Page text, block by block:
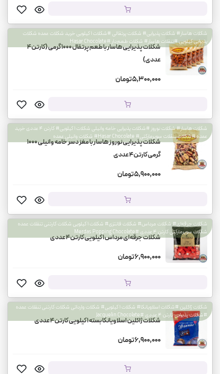
شکلات هاسار# شکلات پذیرایی# شکلات پرتقالی #شکلات ۱ کیلویی خرید شکلات عمده شکلات
پذیرایی کیلویی #تنقلات هاسار# شکلات طعم‌دار #Hasar Chocolate
شکلات پذیرایی هاسار با طعم پرتقال ۱۰۰۰ گرمی (کارتن ۴
عددی)
5,300,000 تومان
شکلات هاسار# شکلات نوروز #شکلات پذیرایی خامه وانیلی شکلات ۱ کیلویی# کارتن ۴ عددی خرید
عمده #شکلات تنقلات سوپرمارکتی# Hasar Chocolate# شکلات وانیلی عمده
شکلات پذیرایی نوروز هاسار با مغز دسر خامه وانیلی ۱۰۰۰
گرمی کارتن 4 عددی
5,900,000 تومان
شکلات جرقه‌ای# شکلات مرداس# شکلات فانتزی# شکلات 1 کیلویی شکلات کارتنی تنقلات عمده
شکلات سوپرمارکتی کارتن 4 عددی #Merdas Popping Chocolate
شکلات جرقه‌ای مرداس 1 کیلویی کارتن 4 عددی
6,900,000 تومان
شکلات ژاکلین #شکلات اسلاویانکا# شکلات 1 کیلویی# شکلات وارداتی شکلات کارتنی تنقلات عمده
#شکلات پذیرایی کارتن 4 عددی #Jacquelin Chocolate
شکلات ژاکلین اسلاویانکا بسته 1 کیلویی کارتن 4 عددی
6,900,000 تومان